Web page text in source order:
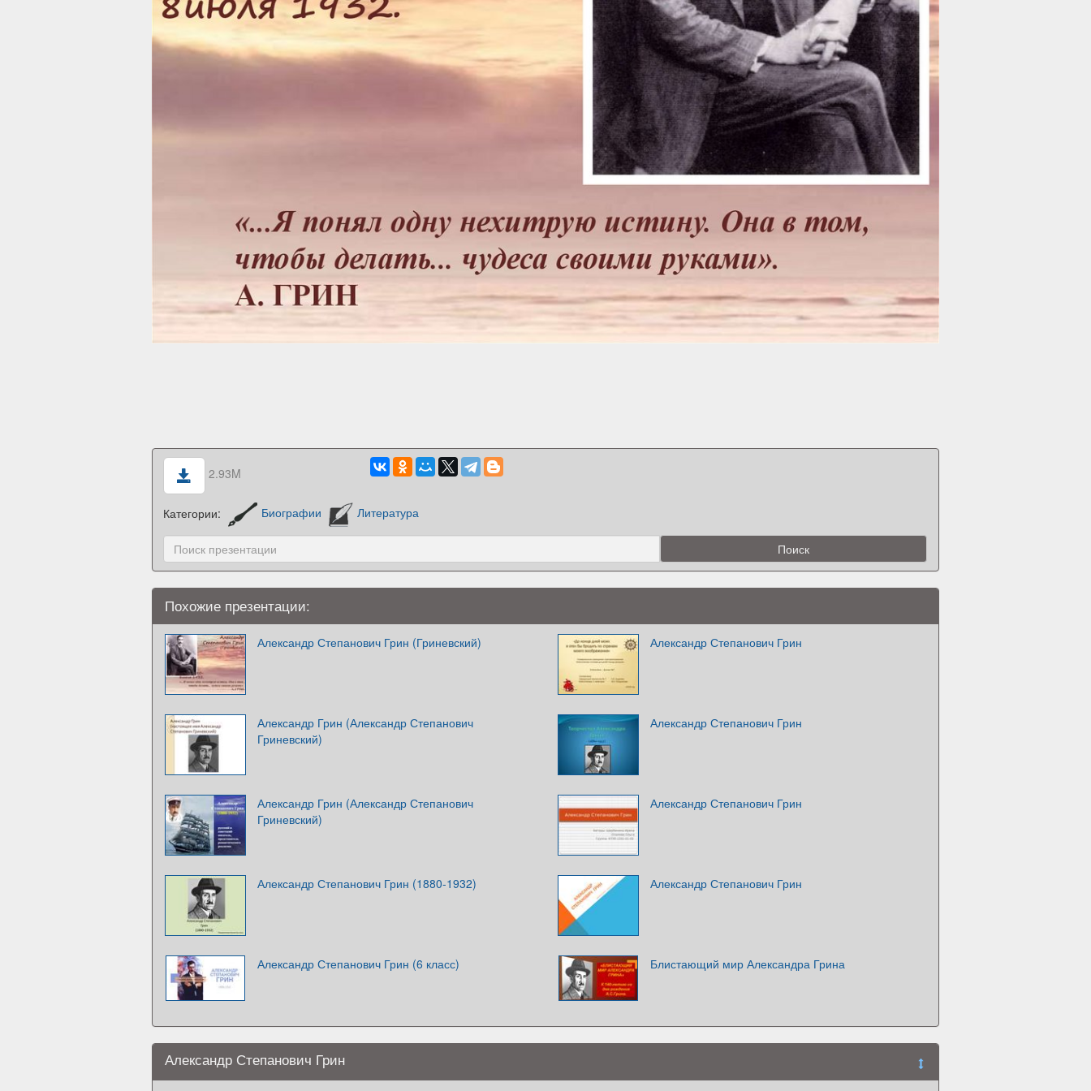
2.93M
Категории: Биографии Литература
Похожие презентации:
Александр Степанович Грин (Гриневский) Александр Степанович Грин
Александр Грин (Александр Степанович
Гриневский)
Александр Степанович Грин
Александр Грин (Александр Степанович
Гриневский)
Александр Степанович Грин
Александр Степанович Грин (1880-1932) Александр Степанович Грин
Александр Степанович Грин (6 класс) Блистающий мир Александра Грина
Александр Степанович Грин